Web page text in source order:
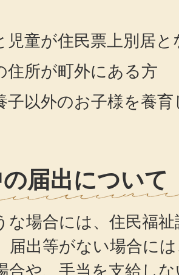
児童が住民票上別居
住所が町外にある方
子以外のお子様を養
届出について
な場合には、住民福
届出等がない場合に
合や、手当を支給し